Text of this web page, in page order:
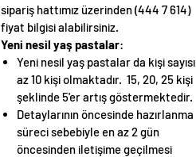
sipariş hattımız üzerinden (444 7 614)
fiyat bilgisi alabilirsiniz.
Yeni nesil yaş pastalar:
Yeni nesil yaş pastalar da kişi sayısı
az 10 kişi olmaktadır. 15, 20, 25 kişi
şeklinde 5'er artış göstermektedir.
Detaylarının öncesinde hazırlanma
süreci sebebiyle en az 2 gün
öncesinden iletişime geçilmesi